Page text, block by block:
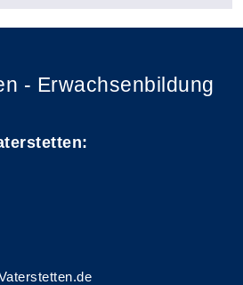
- Erwachsenbildung